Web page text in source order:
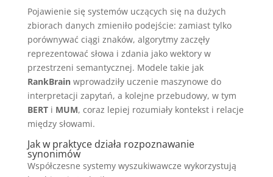
Pojawienie się systemów uczących się na dużych
zbiorach danych zmieniło podejście: zamiast tylko
porównywać ciągi znaków, algorytmy zaczęły
reprezentować słowa i zdania jako wektory w
przestrzeni semantycznej. Modele takie jak
RankBrainwprowadziły uczenie maszynowe do
interpretacji zapytań, a kolejne przebudowy, w tym
BERTi MUM, coraz lepiej rozumiały kontekst i relacje
między słowami.
Jak w praktyce działa rozpoznawanie
synonimów
Współczesne systemy wyszukiwawcze wykorzystują